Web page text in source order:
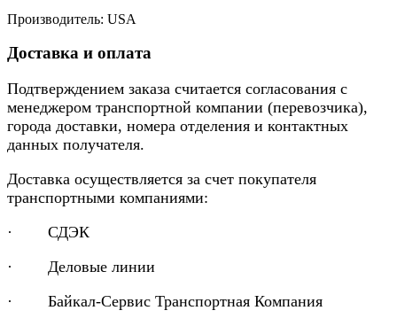
Производитель: USA
Доставка и оплата
Подтверждением заказа считается согласования с
менеджером транспортной компании (перевозчика),
города доставки, номера отделения и контактных
данных получателя.
Доставка осуществляется за счет покупателя
транспортными компаниями:
· СДЭК
· Деловые линии
· Байкал-Сервис Транспортная Компания